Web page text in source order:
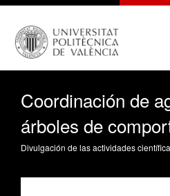
Coordinación de
árboles de